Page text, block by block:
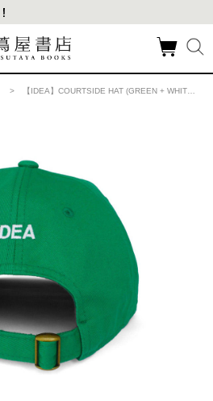
> 【IDEA】COURTSIDE HAT (GREEN + WHITE EMBROIDERY) キャップの商品詳細